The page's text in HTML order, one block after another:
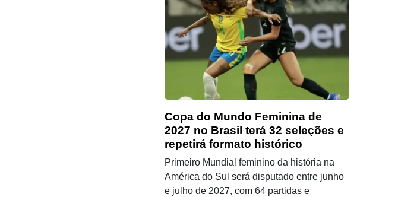
Copa do Mundo Feminina de
2027 no Brasil terá 32 seleções e
repetirá formato histórico
Primeiro Mundial feminino da história na
América do Sul será disputado entre junho
e julho de 2027, com 64 partidas e